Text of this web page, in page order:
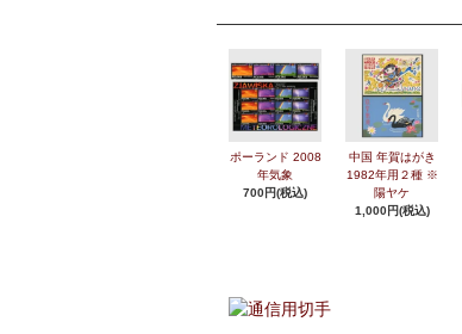
ポーランド 2008
年気象
700円(税込)
中国 年賀はがき
1982年用２種 ※
陽ヤケ
1,000円(税込)